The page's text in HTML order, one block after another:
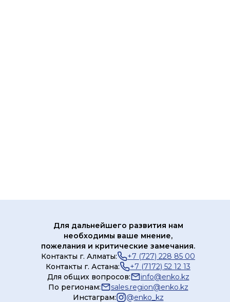
Для дальнейшего развития нам
необходимы ваше мнение,
пожелания и критические замечания.
Контакты г. Алматы:
+7 (727) 228 85 00
Контакты г. Астана:
+7 (7172) 52 12 13
Для общих вопросов:
info@enko.kz
По регионам:
sales.region@enko.kz
Инстаграм:
@enko_kz